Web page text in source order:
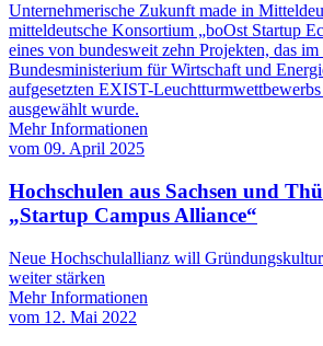
Unternehmerische Zukunft made in
mitteldeutsche Konsortium „boOst Startup
eines von bundesweit zehn Projekten, das
Bundesministerium für Wirtschaft und
aufgesetzten EXIST-Leuchtturmwettbewerbs
ausgewählt wurde.
Mehr Informationen
vom 09. April 2025
Hochschulen aus Sachsen und
„Startup Campus Alliance“
Neue Hochschulallianz will
weiter stärken
Mehr Informationen
vom 12. Mai 2022